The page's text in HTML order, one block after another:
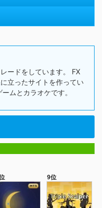
ードをしています。 FX
立ったサイトを作ってい
ムとカラオケです。